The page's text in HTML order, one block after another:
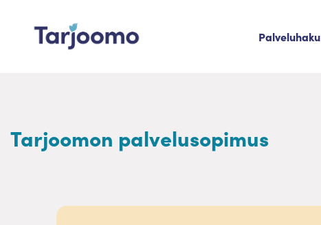
Palveluhaku
Tarjoomon palvelusopimus